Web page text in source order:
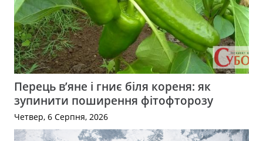
Перець в’яне і гниє біля кореня: як
зупинити поширення фітофторозу
Четвер, 6 Серпня, 2026